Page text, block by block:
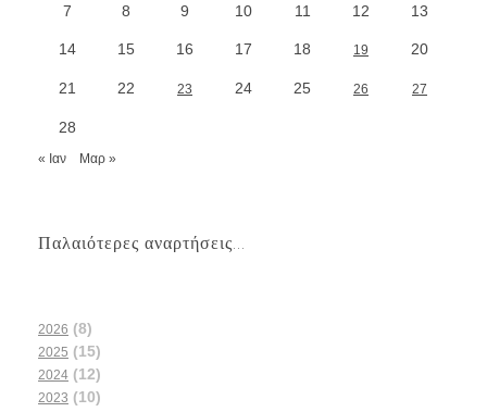
7 8 9 10 11 12 13
14 15 16 17 18 19 20
21 22 23 24 25 26 27
28
« Ιαν Μαρ »
Παλαιότερες αναρτήσεις...
2026 (8)
2025 (15)
2024 (12)
2023 (10)